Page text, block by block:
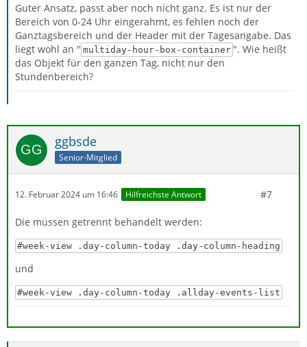
Guter Ansatz, passt aber noch nicht ganz. Es ist nur der
Bereich von 0-24 Uhr eingerahmt, es fehlen noch der
Ganztagsbereich und der Header mit der Tagesangabe. Das
liegt wohl an " multiday-hour-box-container ". Wie heißt
das Objekt für den ganzen Tag, nicht nur den
Stundenbereich?
ggbsde
Senior-Mitglied
12. Februar 2024 um 16:46 Hilfreichste Antwort #7
Die müssen getrennt behandelt werden:
#week-view .day-column-today .day-column-heading
und
#week-view .day-column-today .allday-events-list